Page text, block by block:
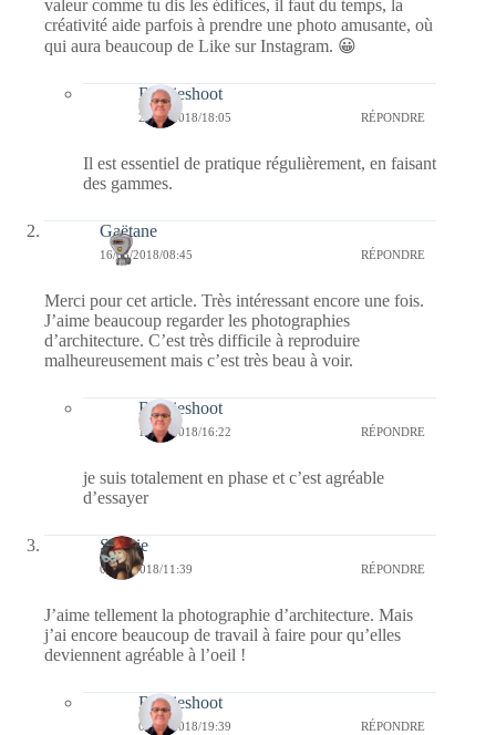
valeur comme tu dis les édifices, il faut du temps, la
créativité aide parfois à prendre une photo amusante, où
qui aura beaucoup de Like sur Instagram. 😀
Bernieshoot
22/03/2018/18:05 RÉPONDRE
Il est essentiel de pratique régulièrement, en faisant
des gammes.
Gaëtane
16/03/2018/08:45 RÉPONDRE
Merci pour cet article. Très intéressant encore une fois.
J’aime beaucoup regarder les photographies
d’architecture. C’est très difficile à reproduire
malheureusement mais c’est très beau à voir.
Bernieshoot
16/03/2018/16:22 RÉPONDRE
je suis totalement en phase et c’est agréable
d’essayer
Sophie
07/03/2018/11:39 RÉPONDRE
J’aime tellement la photographie d’architecture. Mais
j’ai encore beaucoup de travail à faire pour qu’elles
deviennent agréable à l’oeil !
Bernieshoot
07/03/2018/19:39 RÉPONDRE